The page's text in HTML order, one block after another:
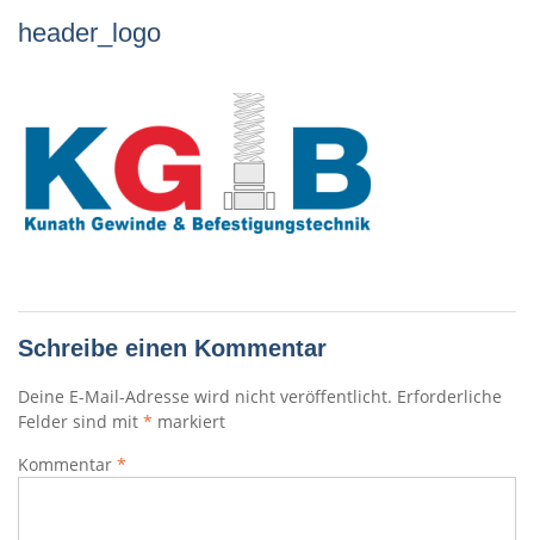
header_logo
Schreibe einen Kommentar
Deine E-Mail-Adresse wird nicht veröffentlicht. Erforderliche
Felder sind mit * markiert
Kommentar *